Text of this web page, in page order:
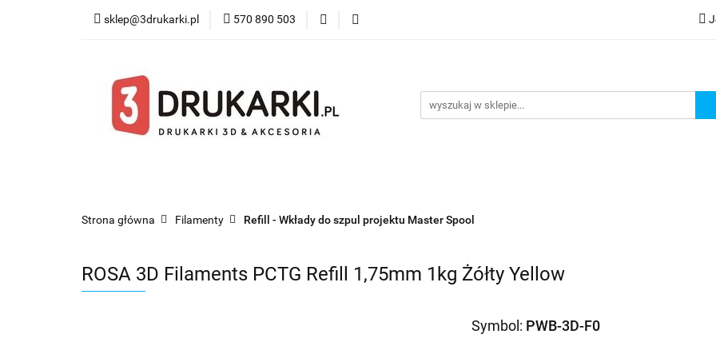
sklep@3drukarki.pl 570 890 503
Blog Bestsellery
Strona główna Filamenty Refill - Wkłady do szpul projektu Master Spool
ROSA 3D Filaments PCTG Refill 1,75mm 1kg Żółty Yellow
Symbol: PWB-3D-F0